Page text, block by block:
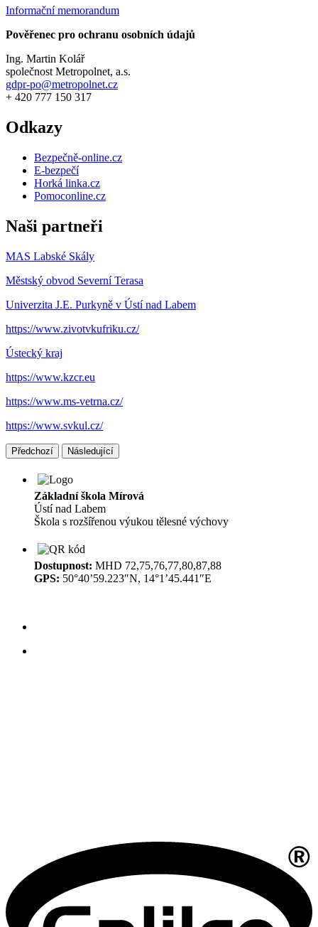
Informační memorandum
Pověřenec pro ochranu osobních údajů
Ing. Martin Kolář
společnost Metropolnet, a.s.
gdpr-po@metropolnet.cz
+ 420 777 150 317
Odkazy
Bezpečně-online.cz
E-bezpečí
Horká linka.cz
Pomoconline.cz
Naši partneři
MAS Labské Skály
Městský obvod Severní Terasa
Univerzita J.E. Purkyně v Ústí nad Labem
https://www.zivotvkufriku.cz/
Ústecký kraj
https://www.kzcr.eu
https://www.ms-vetrna.cz/
https://www.svkul.cz/
Předchozí Následující
Základní škola Mírová
Ústí nad Labem
Škola s rozšířenou výukou tělesné výchovy
Dostupnost: MHD 72,75,76,77,80,87,88
GPS: 50°40’59.223″N, 14°1’45.441″E